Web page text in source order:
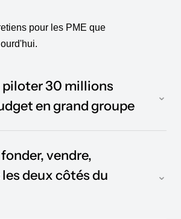
pour les PME que
30 millions
en grand groupe
⌄
vendre,
deux côtés du
⌄